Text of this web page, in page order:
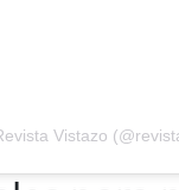
Vistazo